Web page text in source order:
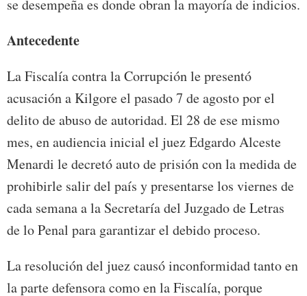
se desempeña es donde obran la mayoría de indicios.
Antecedente
La Fiscalía contra la Corrupción le presentó
acusación a Kilgore el pasado 7 de agosto por el
delito de abuso de autoridad. El 28 de ese mismo
mes, en audiencia inicial el juez Edgardo Alceste
Menardi le decretó auto de prisión con la medida de
prohibirle salir del país y presentarse los viernes de
cada semana a la Secretaría del Juzgado de Letras
de lo Penal para garantizar el debido proceso.
La resolución del juez causó inconformidad tanto en
la parte defensora como en la Fiscalía, porque